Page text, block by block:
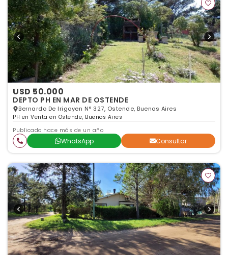
USD 50.000
DEPTO PH EN MAR DE OSTENDE
Bernardo De Irigoyen N° 327, Ostende, Buenos Aires
PH en Venta en Ostende, Buenos Aires
Publicado hace más de un año
WhatsApp Consultar